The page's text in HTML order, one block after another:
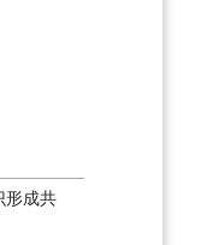
形成共